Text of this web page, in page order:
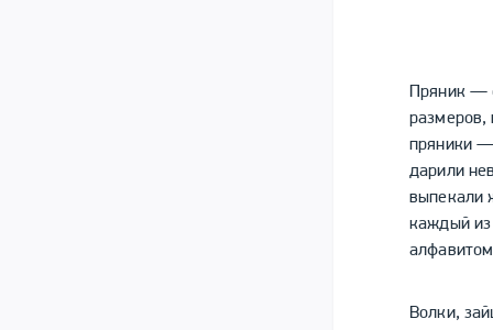
Пряник —
размеров,
пряники —
дарили
выпекали
каждый из
Волки,